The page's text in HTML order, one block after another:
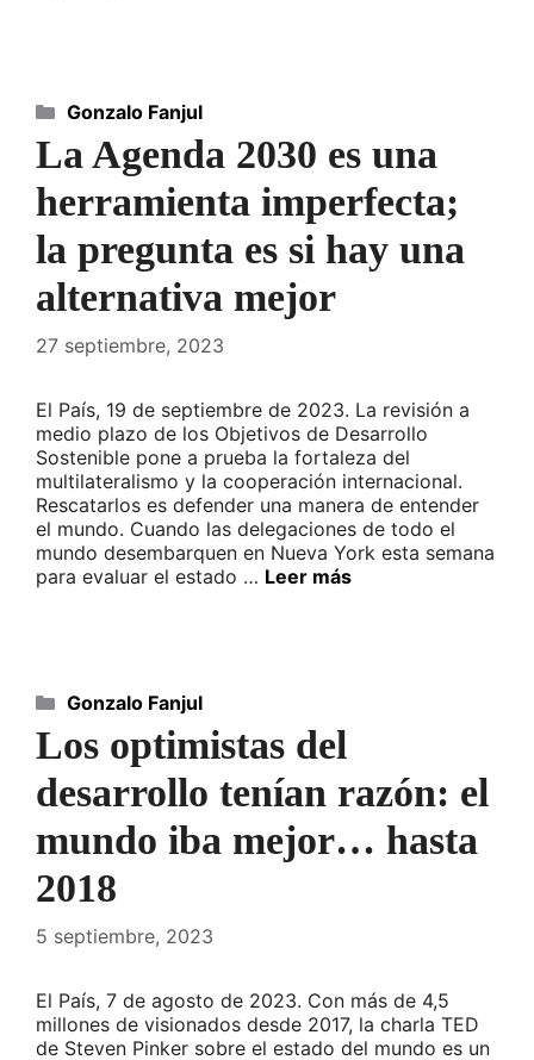
La Agenda 2030 es una
herramienta imperfecta;
la pregunta es si hay una
alternativa mejor
27 septiembre, 2023
El País, 19 de septiembre de 2023. La revisión a
medio plazo de los Objetivos de Desarrollo
Sostenible pone a prueba la fortaleza del
multilateralismo y la cooperación internacional.
Rescatarlos es defender una manera de entender
el mundo. Cuando las delegaciones de todo el
mundo desembarquen en Nueva York esta semana
para evaluar el estado … Leer más
Categorías
Gonzalo Fanjul
Los optimistas del
desarrollo tenían razón: el
mundo iba mejor… hasta
2018
5 septiembre, 2023
El País, 7 de agosto de 2023. Con más de 4,5
millones de visionados desde 2017, la charla TED
de Steven Pinker sobre el estado del mundo es un
Categorías
Gonzalo Fanjul